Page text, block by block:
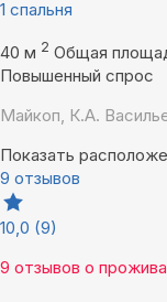
1 спальня
40 м 2 Общая
Повышенный спрос
Майкоп, К.А.
Показать
9 отзывов
10,0 (9)
9 отзывов о